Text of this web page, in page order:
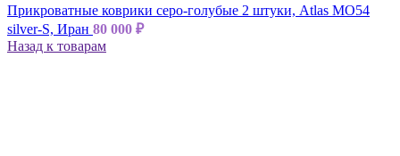
Прикроватные коврики серо-голубые 2 штуки, Atlas MO54
silver-S, Иран 80 000 ₽
Назад к товарам